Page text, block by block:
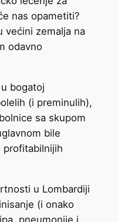
nas opametiti?
većini zemalja na
odavno
bogatoj
(i preminulih),
sa skupom
bile
profitabilnijih
u Lombardiji
(i onako
pneumonije i